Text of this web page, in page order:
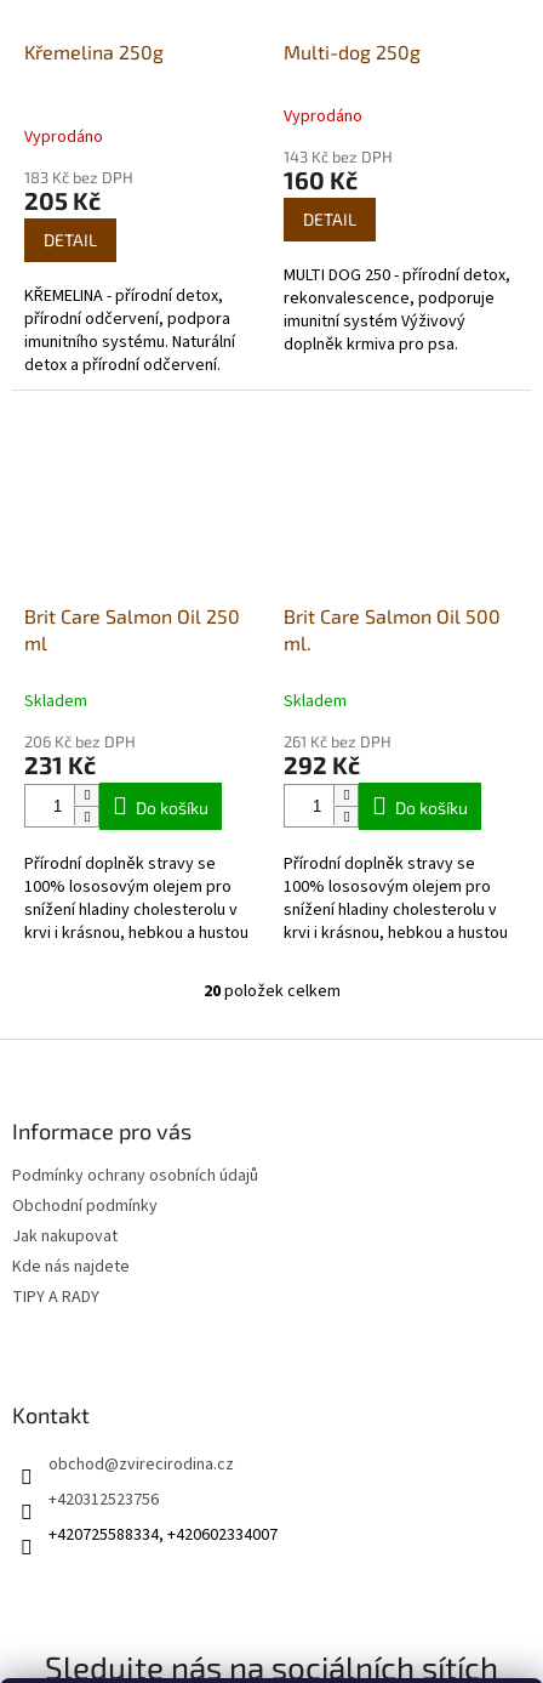
Křemelina 250g
Vyprodáno
183 Kč bez DPH
205 Kč
DETAIL
KŘEMELINA - přírodní detox,
přírodní odčervení, podpora
imunitního systému. Naturální
detox a přírodní odčervení.
Protože je křemelina
Multi-dog 250g
Průměrné
produktu
je
hvězdiček.
Vyprodáno
143 Kč bez DPH
160 Kč
DETAIL
MULTI DOG 250 - přírodní detox,
rekonvalescence, podporuje
imunitní systém Výživový
doplněk krmiva pro psa.
urychluje rekonvalescenci,
Brit Care Salmon Oil 250
ml
Skladem
206 Kč bez DPH
231 Kč
Do košíku
Přírodní doplněk stravy se
100% lososovým olejem pro
snížení hladiny cholesterolu v
krvi i krásnou, hebkou a hustou
Brit Care Salmon Oil 500
ml.
Skladem
261 Kč bez DPH
292 Kč
Do košíku
Přírodní doplněk stravy se
100% lososovým olejem pro
snížení hladiny cholesterolu v
krvi i krásnou, hebkou a hustou
O
l
20položek celkem
Informace pro vás
Podmínky ochrany osobních údajů
Obchodní podmínky
Jak nakupovat
Kde nás najdete
TIPY A RADY
Kontakt
obchod@zvirecirodina.cz
+420312523756
+420725588334, +420602334007
Sledujte nás na sociálních sítích